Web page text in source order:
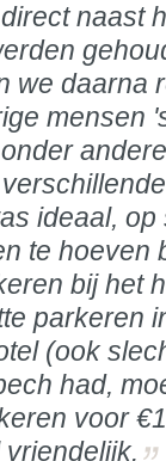
naast
we daarna
mensen
ideaal,
te hoeven
bij het
parkeren
(ook
had,
voor